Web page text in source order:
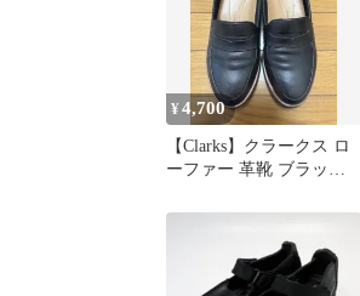
¥4,700
【Clarks】クラークス ロ
ーファー 革靴 ブラック